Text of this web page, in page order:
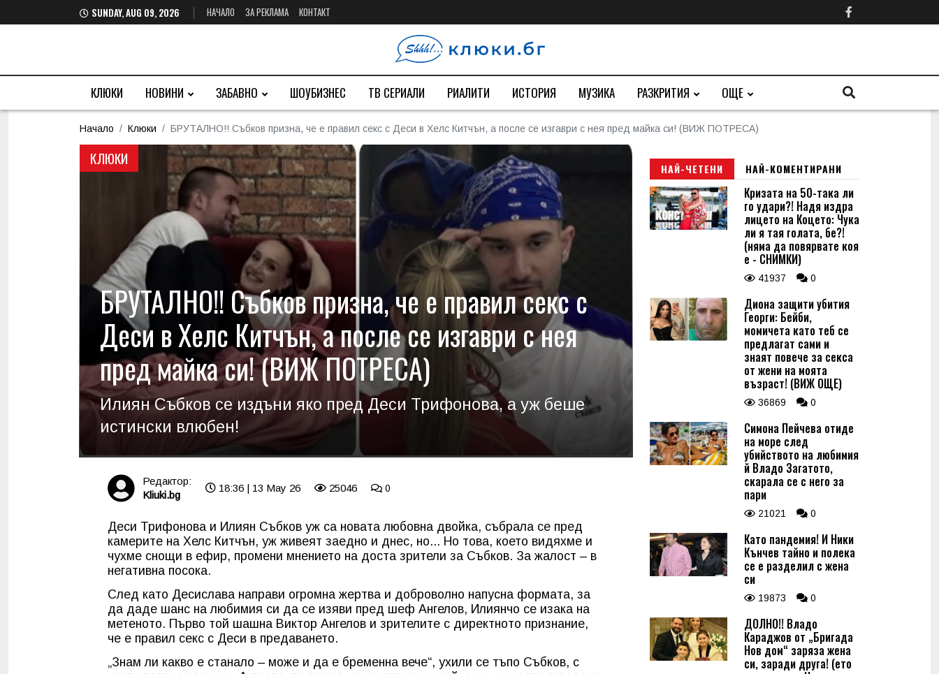
SUNDAY, AUG 09, 2026 НАЧАЛО ЗА РЕКЛАМА КОНТАКТ
КЛЮКИ НОВИНИ ЗАБАВНО ШОУБИЗНЕС ТВ СЕРИАЛИ РИАЛИТИ ИСТОРИЯ МУЗИКА РАЗКРИТИЯ ОЩЕ
Начало Клюки БРУТАЛНО!! Събков призна, че е правил секс с Деси в Хелс Китчън, а после се изгаври с нея пред майка си! (ВИЖ ПОТРЕСА)
КЛЮКИ
БРУТАЛНО!! Събков призна, че е правил секс с
Деси в Хелс Китчън, а после се изгаври с нея
пред майка си! (ВИЖ ПОТРЕСА)
Илиян Събков се издъни яко пред Деси Трифонова, а уж беше
истински влюбен!
Редактор:
Kliuki.bg
18:36 | 13 May 26 25046 0
Деси Трифонова и Илиян Събков уж са новата любовна двойка, събрала се пред
камерите на Хелс Китчън, уж живеят заедно и днес, но... Но това, което видяхме и
чухме снощи в ефир, промени мнението на доста зрители за Събков. За жалост – в
негативна посока.
След като Десислава направи огромна жертва и доброволно напусна формата, за
да даде шанс на любимия си да се изяви пред шеф Ангелов, Илиянчо се изака на
метеното. Първо той шашна Виктор Ангелов и зрителите с директното признание,
че е правил секс с Деси в предаването.
„Знам ли какво е станало – може и да е бременна вече“, ухили се тъпо Събков, с
НАЙ-ЧЕТЕНИ НАЙ-КОМЕНТИРАНИ
Кризата на 50-така ли
го удари?! Надя издра
лицето на Коцето: Чука
ли я тая голата, бе?!
(няма да повярвате коя
е - СНИМКИ)
41937 0
Диона защити убития
Георги: Бейби,
момичета като теб се
предлагат сами и
знаят повече за секса
от жени на моята
възраст! (ВИЖ ОЩЕ)
36869 0
Симона Пейчева отиде
на море след
убийството на любимия
й Владо Загатото,
скарала се с него за
пари
21021 0
Като пандемия! И Ники
Кънчев тайно и полека
се е разделил с жена
си
19873 0
ДОЛНО!! Владо
Караджов от „Бригада
Нов дом“ заряза жена
си, заради друга! (ето